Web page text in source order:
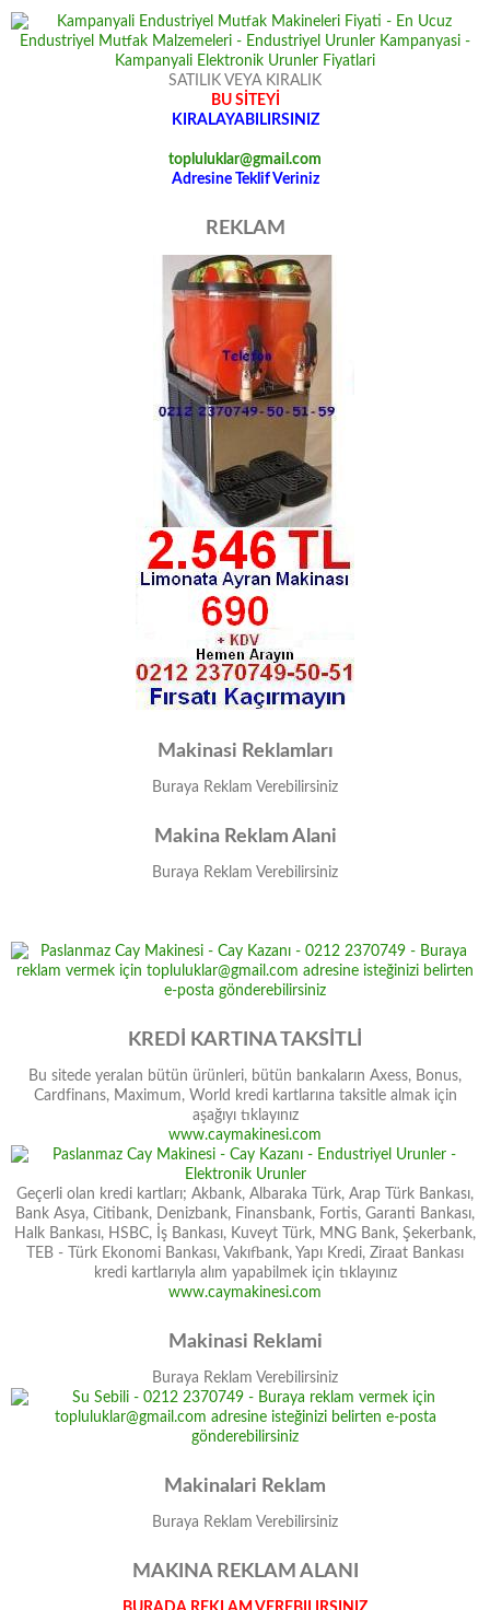
SATILIK VEYA KIRALIK
BU SİTEYİ
KIRALAYABILIRSINIZ
topluluklar@gmail.com
Adresine Teklif Veriniz
REKLAM
Makinasi Reklamları
Buraya Reklam Verebilirsiniz
Makina Reklam Alani
Buraya Reklam Verebilirsiniz
KREDİ KARTINA TAKSİTLİ
Bu sitede yeralan bütün ürünleri, bütün bankaların Axess, Bonus,
Cardfinans, Maximum, World kredi kartlarına taksitle almak için
aşağıyı tıklayınız
www.caymakinesi.com
Geçerli olan kredi kartları; Akbank, Albaraka Türk, Arap Türk Bankası,
Bank Asya, Citibank, Denizbank, Finansbank, Fortis, Garanti Bankası,
Halk Bankası, HSBC, İş Bankası, Kuveyt Türk, MNG Bank, Şekerbank,
TEB - Türk Ekonomi Bankası, Vakıfbank, Yapı Kredi, Ziraat Bankası
kredi kartlarıyla alım yapabilmek için tıklayınız
www.caymakinesi.com
Makinasi Reklami
Buraya Reklam Verebilirsiniz
Makinalari Reklam
Buraya Reklam Verebilirsiniz
MAKINA REKLAM ALANI